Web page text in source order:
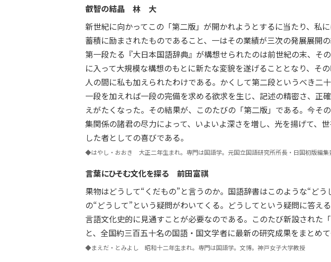
叡智の結晶 林 大
新世紀に向かってこの「第二版」が開かれようとするに当たり、私
蓄積に励まされたものであること、一はその業績が三次の発展展開
第一段たる『大日本国語辞典』が構想せられたのは前世紀の末、そ
に入って大規模な構想のもとに新たな変貌を遂げることとなり、そ
人の間に私も加えられたわけである。かくして第二段というべき二
一段を加えれば一段の完備を求める欲求を生じ、記述の精密さ、
えがたくなった。その結果が、このたびの「第二版」である。今
集関係の諸君の尽力によって、いよいよ深さを増し、光を揚げて、
した者としての喜びである。
◆はやし・おおき 大正二年生まれ。専門は国語学。元国立国語研究所所長・日国初版編集
言葉にひそむ文化を探る 前田富祺
果物はどうして“くだもの”と言うのか。国語辞書はこのような“ど
の“どうして”という疑問がわいてくる。どうしてという疑問に答え
言語文化史的に見通すことが必要なのである。このたび新設された
と、全国約三百五十名の国語・国文学者に最新の研究成果をまとめ
◆まえだ・とみよし 昭和十二年生まれ。専門は国語学。文博。神戸女子大学教授